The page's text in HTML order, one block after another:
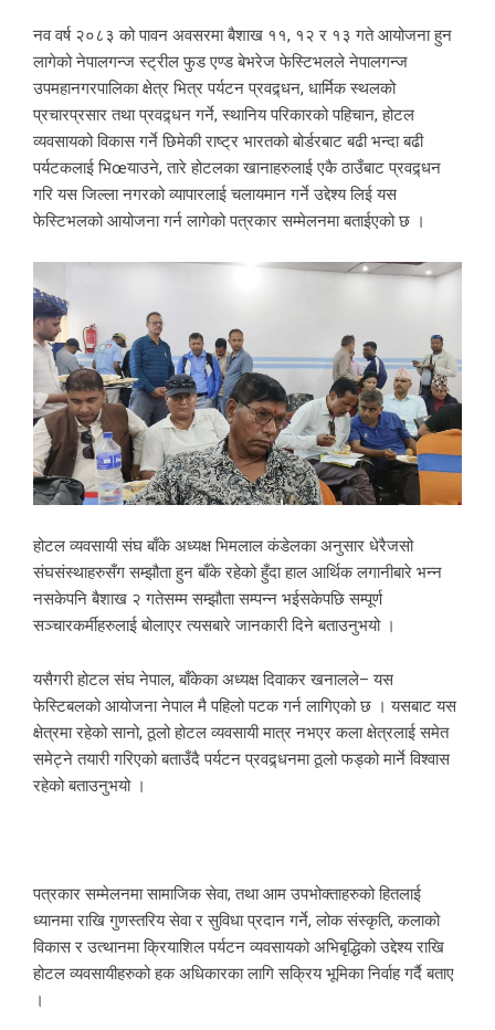
नव वर्ष २०८३ को पावन अवसरमा बैशाख ११, १२ र १३ गते आयोजना हुन
लागेको नेपालगन्ज स्ट्रील फुड एण्ड बेभरेज फेस्टिभलले नेपालगन्ज
उपमहानगरपालिका क्षेत्र भित्र पर्यटन प्रवद्र्धन, धार्मिक स्थलको
प्रचारप्रसार तथा प्रवद्र्धन गर्ने, स्थानिय परिकारको पहिचान, होटल
व्यवसायको विकास गर्ने छिमेकी राष्ट्र भारतको बोर्डरबाट बढी भन्दा बढी
पर्यटकलाई भिœयाउने, तारे होटलका खानाहरुलाई एकै ठाउँबाट प्रवद्र्धन
गरि यस जिल्ला नगरको व्यापारलाई चलायमान गर्ने उद्देश्य लिई यस
फेस्टिभलको आयोजना गर्न लागेको पत्रकार सम्मेलनमा बताईएको छ ।
होटल व्यवसायी संघ बाँके अध्यक्ष भिमलाल कंडेलका अनुसार धेरैजसो
संघसंस्थाहरुसँग सम्झौता हुन बाँके रहेको हुँदा हाल आर्थिक लगानीबारे भन्न
नसकेपनि बैशाख २ गतेसम्म सम्झौता सम्पन्न भईसकेपछि सम्पूर्ण
सञ्चारकर्मीहरुलाई बोलाएर त्यसबारे जानकारी दिने बताउनुभयो ।
यसैगरी होटल संघ नेपाल, बाँकेका अध्यक्ष दिवाकर खनालले– यस
फेस्टिबलको आयोजना नेपाल मै पहिलो पटक गर्न लागिएको छ । यसबाट यस
क्षेत्रमा रहेको सानो, ठूलो होटल व्यवसायी मात्र नभएर कला क्षेत्रलाई समेत
समेट्ने तयारी गरिएको बताउँदै पर्यटन प्रवद्र्धनमा ठूलो फड्को मार्ने विश्वास
रहेको बताउनुभयो ।
पत्रकार सम्मेलनमा सामाजिक सेवा, तथा आम उपभोक्ताहरुको हितलाई
ध्यानमा राखि गुणस्तरिय सेवा र सुविधा प्रदान गर्ने, लोक संस्कृति, कलाको
विकास र उत्थानमा क्रियाशिल पर्यटन व्यवसायको अभिबृद्धिको उद्देश्य राखि
होटल व्यवसायीहरुको हक अधिकारका लागि सक्रिय भूमिका निर्वाह गर्दै बताए
।